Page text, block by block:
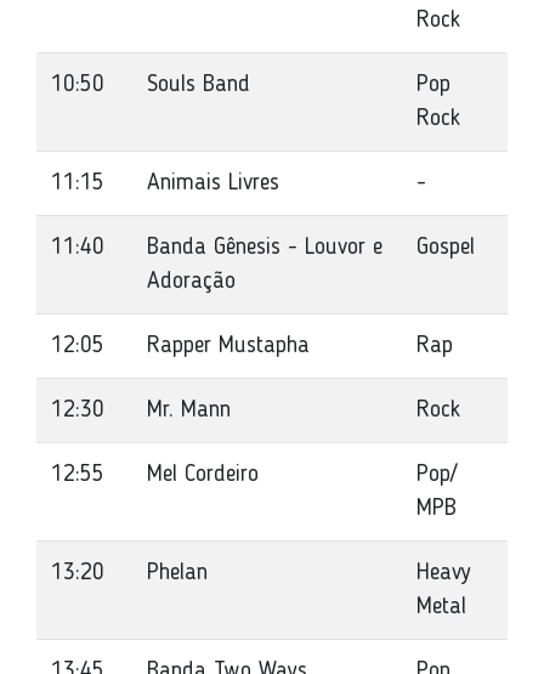
Rock
10:50 Souls Band
Pop
Rock
11:15 Animais Livres -
11:40
Banda Gênesis - Louvor e
Adoração
Gospel
12:05 Rapper Mustapha Rap
12:30 Mr. Mann Rock
12:55 Mel Cordeiro
Pop/
MPB
13:20 Phelan
Heavy
Metal